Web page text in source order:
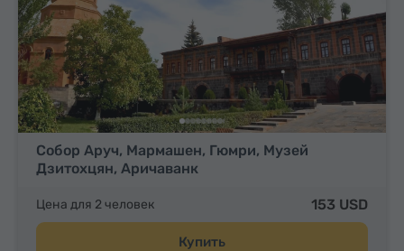
Собор Аруч, Мармашен, Гюмри, Музей
Дзитохцян, Аричаванк
Цена для 2 человек 153 USD
Купить